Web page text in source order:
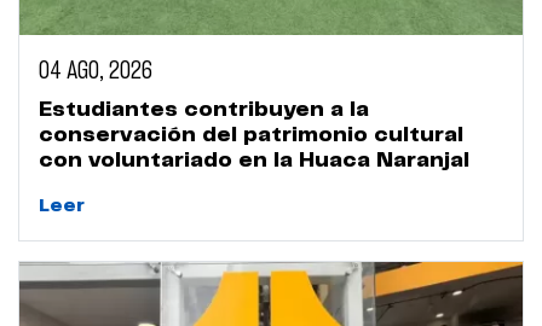
04 AGO, 2026
Estudiantes contribuyen a la
conservación del patrimonio cultural
con voluntariado en la Huaca Naranjal
Leer